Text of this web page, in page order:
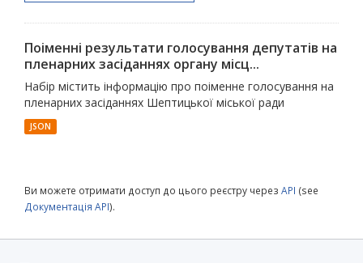
Поіменні результати голосування депутатів на
пленарних засіданнях органу місц...
Набір містить інформацію про поіменне голосування на
пленарних засіданнях Шептицької міської ради
JSON
Ви можете отримати доступ до цього реєстру через API (see
Документація API).